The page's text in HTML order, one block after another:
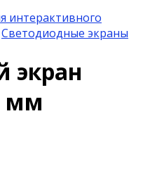
интерактивного
Светодиодные экраны
экран
мм